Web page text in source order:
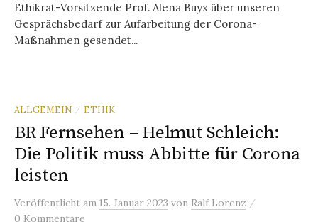
Ethikrat-Vorsitzende Prof. Alena Buyx über unseren
Gesprächsbedarf zur Aufarbeitung der Corona-
Maßnahmen gesendet...
ALLGEMEIN / ETHIK
BR Fernsehen – Helmut Schleich:
Die Politik muss Abbitte für Corona
leisten
Veröffentlicht am 15. Januar 2023 von Ralf Lorenz /
0 Kommentare